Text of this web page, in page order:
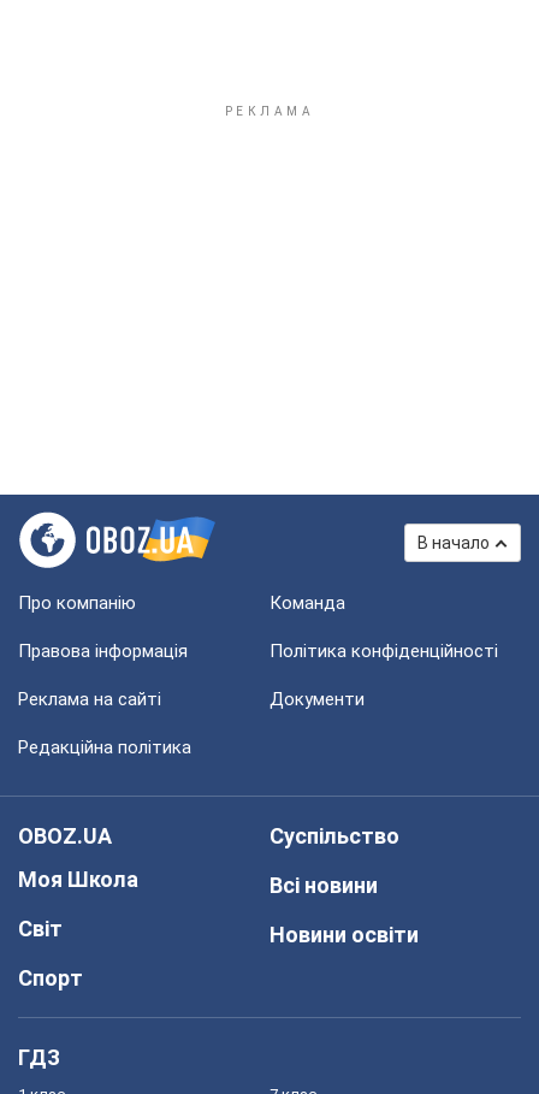
В начало
Про компанію Команда
Правова інформація Політика конфіденційності
Реклама на сайті Документи
Редакційна політика
OBOZ.UA
Моя Школа
Світ
Спорт
Суспільство
Всі новини
Новини освіти
ГДЗ